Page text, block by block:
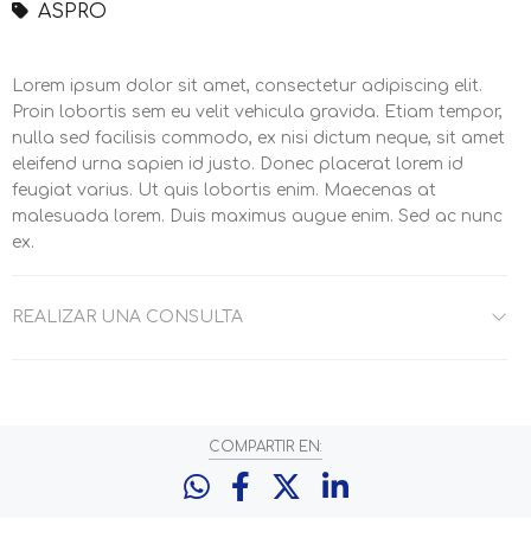
ASPRO
Lorem ipsum dolor sit amet, consectetur adipiscing elit.
Proin lobortis sem eu velit vehicula gravida. Etiam tempor,
nulla sed facilisis commodo, ex nisi dictum neque, sit amet
eleifend urna sapien id justo. Donec placerat lorem id
feugiat varius. Ut quis lobortis enim. Maecenas at
malesuada lorem. Duis maximus augue enim. Sed ac nunc
ex.
REALIZAR UNA CONSULTA
COMPARTIR EN: